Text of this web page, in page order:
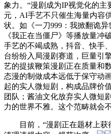
象力。“漫剧成为IP视觉化的
元，AI手艺不只催生海量内容
状。如《一刀999：我掀翻诡异
《我正在当僵尸》等播放量冲
手艺的不竭成熟，抖音、快手
台纷纷入局漫剧赛道，巨量引
艺的提拔鞭策漫剧正在质量和
态漫的制做成本远低于保守动
起的实人微短剧，构成品牌价
团队；酱油文化放弃实人微短
力的世界不雅。这个范畴就会
目前，“漫剧正在题材上获